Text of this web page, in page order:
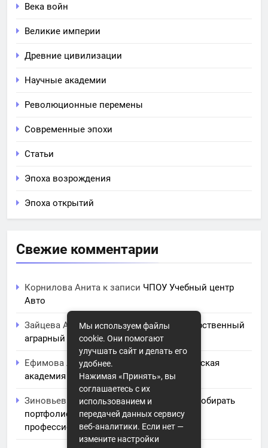
Века войн
Великие империи
Древние цивилизации
Научные академии
Революционные перемены
Современные эпохи
Статьи
Эпоха возрождения
Эпоха открытий
Свежие комментарии
Корнилова Анита к записи ЧПОУ Учебный центр
Авто
Зайцева Аринак записиКурский государственный
аграрный университет им. И.И. Иванова
Ефимова Лидияк записи
Северо-Кавказская
академия управления
Зиновьев Радомирк записиИскусство собирать
портфолио: советы и заметки для
профессионального роста
Мы используем файлы
cookie. Они помогают
улучшать сайт и делать его
удобнее.
Нажимая «Принять», вы
соглашаетесь с их
использованием и
передачей данных сервису
веб-аналитики. Если нет —
измените настройки